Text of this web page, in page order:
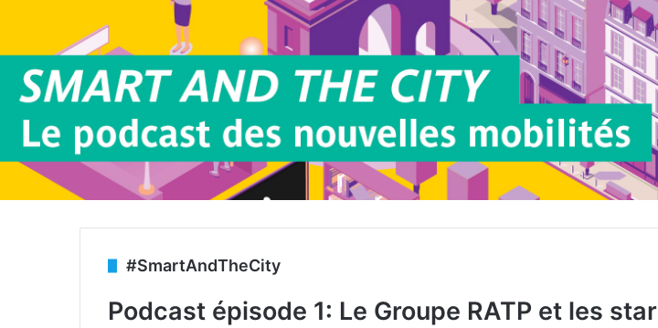
#SmartAndTheCity
Podcast épisode 1: Le Groupe RATP et les